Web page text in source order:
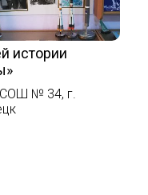
истории
№ 34, г.